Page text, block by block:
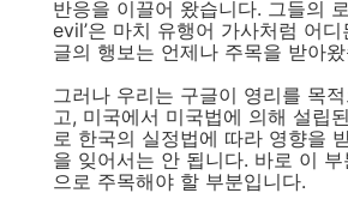
반응을 이끌어 왔습니다. 그들의
evil’은 마치 유행어 가사처럼 어
글의 행보는 언제나 주목을 받아
그러나 우리는 구글이 영리를 목
고, 미국에서 미국법에 의해 설립
로 한국의 실정법에 따라 영향을
을 잊어서는 안 됩니다. 바로 이
으로 주목해야 할 부분입니다.